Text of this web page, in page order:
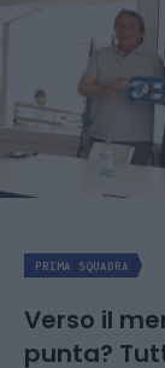
PRIMA SQUADRA
Verso il
punta?